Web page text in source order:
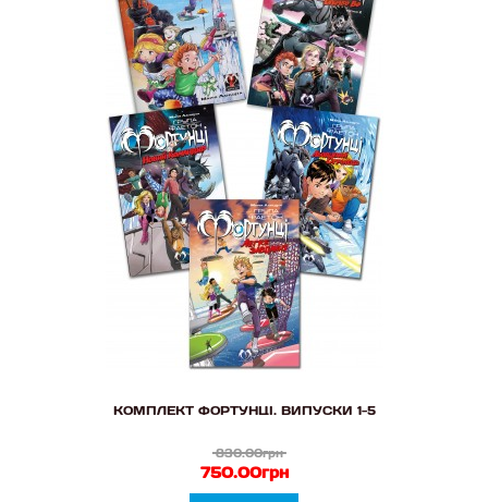
КОМПЛЕКТ ФОРТУНЦІ. ВИПУСКИ 1-5
830.00грн
750.00грн